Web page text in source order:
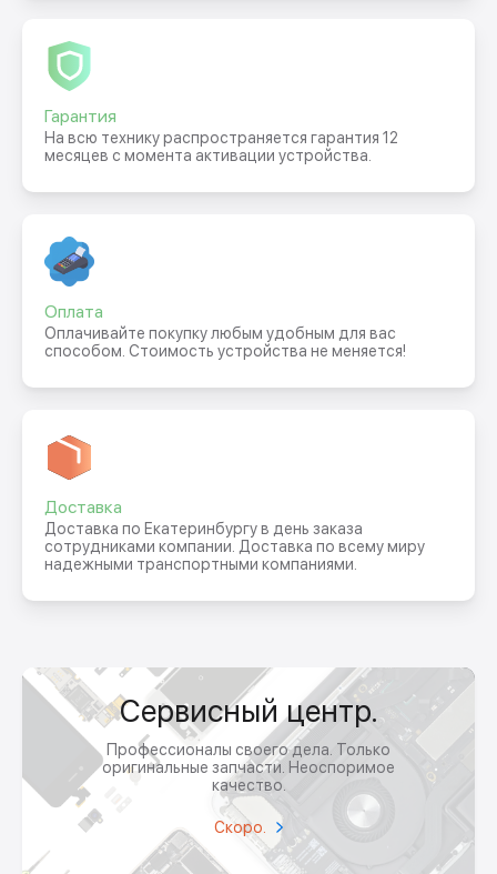
Гарантия
На всю технику распространяется гарантия 12
месяцев с момента активации устройства.
Оплата
Оплачивайте покупку любым удобным для вас
способом. Стоимость устройства не меняется!
Доставка
Доставка по Екатеринбургу в день заказа
сотрудниками компании. Доставка по всему миру
надежными транспортными компаниями.
Сервисный центр.
Профессионалы своего дела. Только
оригинальные запчасти. Неоспоримое
качество.
Скоро.